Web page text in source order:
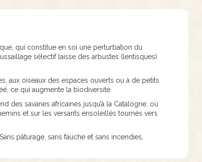
qui constitue en soi une perturbation du
sélectif laisse des arbustes (lentisques)
aux oiseaux des espaces ouverts ou à de petits
ce qui augmente la biodiversité.
des savanes africaines jusqu’à la Catalogne, où
et sur les versants ensoleillés tournés vers
pâturage, sans fauche et sans incendies,